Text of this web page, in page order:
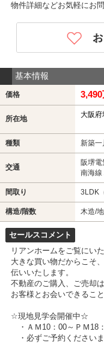
物件詳細などお気軽にお
基本情報
価格 3,490
所在地 大阪府
種類 新築一
交通
阪堺電
南海線
間取り 3LDK
構造/階数 木造/
セールスコメント
リアンホームをご覧にい
大きな買い物だからこそ
伝いいたします。
不動産のご購入、ご売却
お客様とお会いできるこ
☆現地見学会開催中☆
・ＡＭ10：00～ＰＭ18
・必ずご予約くださいま